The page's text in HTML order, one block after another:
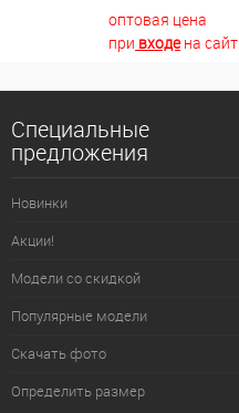
оптовая цена
при входена сайт
Специальные
предложения
Новинки
Акции!
Модели со скидкой
Популярные модели
Скачать фото
Определить размер